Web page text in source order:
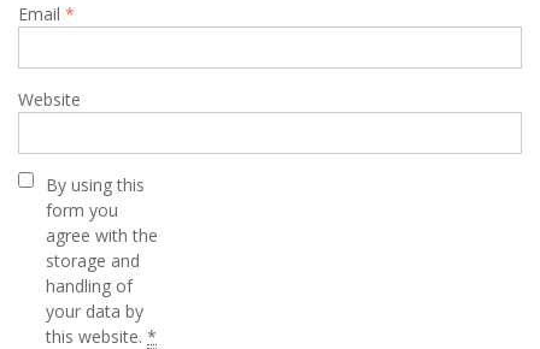
Email *
Website
By using this
form you
agree with the
storage and
handling of
your data by
this website. *